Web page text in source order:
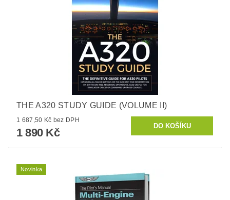
THE A320 STUDY GUIDE (VOLUME II)
1 687,50 Kč bez DPH
1 890 Kč
Novinka